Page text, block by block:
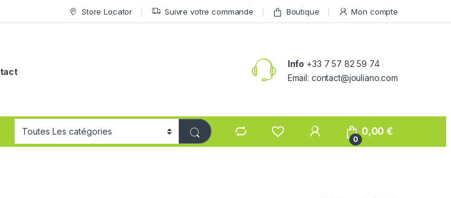
Store Locator Suivre votre commande Boutique Mon compte
Info +33 7 57 82 59 74
Email: contact@jouliano.com
0
0,00€